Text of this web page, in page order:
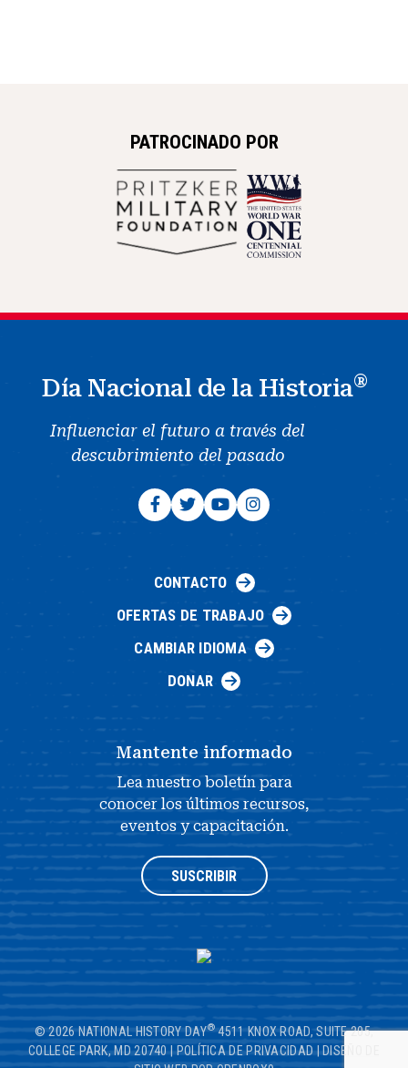
PATROCINADO POR
Día Nacional de la Historia®
Influenciar el futuro a través del
descubrimiento del pasado
CONTACTO
OFERTAS DE TRABAJO
CAMBIAR IDIOMA
DONAR
Mantente informado
Lea nuestro boletín para
conocer los últimos recursos,
eventos y capacitación.
SUSCRIBIR
© 2026 NATIONAL HISTORY DAY® 4511 KNOX ROAD, SUITE 205,
COLLEGE PARK, MD 20740|POLÍTICA DE PRIVACIDAD|DISEÑO DE